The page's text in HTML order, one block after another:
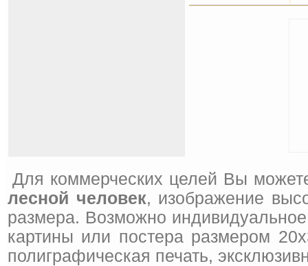
Для коммерческих целей Вы
лесной человек, изображение
размера. Возможно
картины или постера размером
полиграфическая печать,